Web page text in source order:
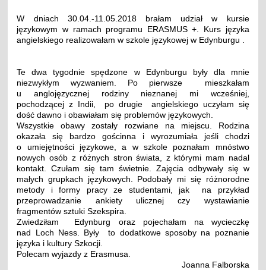
W dniach 30.04.-11.05.2018 brałam udział w kursie
językowym w ramach programu ERASMUS +. Kurs języka
angielskiego realizowałam w szkole językowej w Edynburgu .
Te dwa tygodnie spędzone w Edynburgu były dla mnie
niezwykłym wyzwaniem. Po pierwsze mieszkałam
u anglojęzycznej rodziny nieznanej mi wcześniej,
pochodzącej z Indii, po drugie angielskiego uczyłam się
dość dawno i obawiałam się problemów językowych.
Wszystkie obawy zostały rozwiane na miejscu. Rodzina
okazała się bardzo gościnna i wyrozumiała jeśli chodzi
o umiejętności językowe, a w szkole poznałam mnóstwo
nowych osób z różnych stron świata, z którymi mam nadal
kontakt. Czułam się tam świetnie. Zajęcia odbywały się w
małych grupkach językowych. Podobały mi się różnorodne
metody i formy pracy ze studentami, jak na przykład
przeprowadzanie ankiety ulicznej czy wystawianie
fragmentów sztuki Szekspira.
Zwiedziłam Edynburg oraz pojechałam na wycieczkę
nad Loch Ness. Były to dodatkowe sposoby na poznanie
języka i kultury Szkocji.
Polecam wyjazdy z Erasmusa.
Joanna Falborska